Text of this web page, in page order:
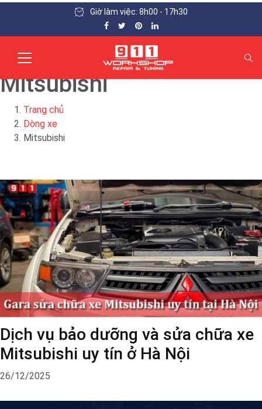
Giờ làm việc: 8h00 - 17h30
Mitsubishi
Trang chủ
Dòng xe
Mitsubishi
Dịch vụ bảo dưỡng và sửa chữa xe
Mitsubishi uy tín ở Hà Nội
26/12/2025